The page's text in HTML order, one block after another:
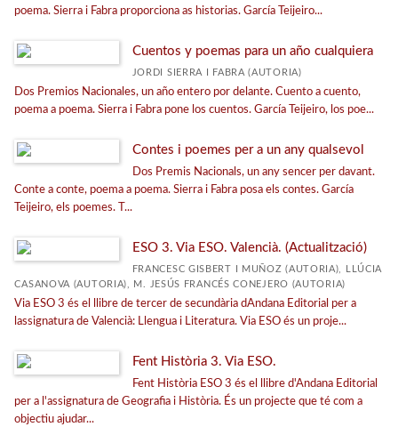
Llibre de text
CATÀLEGS PDF
Catàleg Secundària 2026
Catàleg llibres Secundària 2025
Catàleg General 2025
Catàleg Catalunya 2025
Veure'ls tots... (7)
poema. Sierra i Fabra proporciona as historias. García Teijeiro...
Cuentos y poemas para un año cualquiera
JORDI SIERRA I FABRA (AUTORIA)
Dos Premios Nacionales, un año entero por delante. Cuento a cuento,
poema a poema. Sierra i Fabra pone los cuentos. García Teijeiro, los poe...
Contes i poemes per a un any qualsevol
Dos Premis Nacionals, un any sencer per davant.
Conte a conte, poema a poema. Sierra i Fabra posa els contes. García
Teijeiro, els poemes. T...
ESO 3. Via ESO. Valencià. (Actualització)
FRANCESC GISBERT I MUÑOZ (AUTORIA), LLÚCIA
CASANOVA (AUTORIA), M. JESÚS FRANCÉS CONEJERO (AUTORIA)
Via ESO 3 és el llibre de tercer de secundària dAndana Editorial per a
lassignatura de Valencià: Llengua i Literatura. Via ESO és un proje...
Fent Història 3. Via ESO.
Fent Història ESO 3 és el llibre d'Andana Editorial
per a l'assignatura de Geografia i Història. És un projecte que té com a
objectiu ajudar...